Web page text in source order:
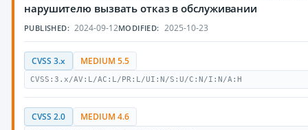
нарушителю вызвать отказ в обслуживании
PUBLISHED: 2024-09-12MODIFIED: 2025-10-23
CVSS 3.x MEDIUM 5.5
CVSS:3.x/AV:L/AC:L/PR:L/UI:N/S:U/C:N/I:N/A:H
CVSS 2.0 MEDIUM 4.6